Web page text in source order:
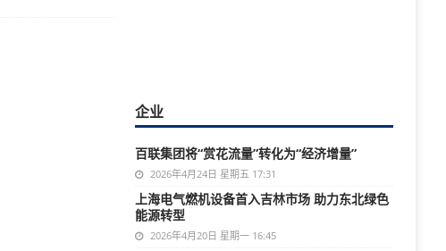
企业
百联集团将“赏花流量”转化为“经济增量”
2026年4月24日 星期五 17:31
上海电气燃机设备首入吉林市场 助力东北绿色
能源转型
2026年4月20日 星期一 16:45